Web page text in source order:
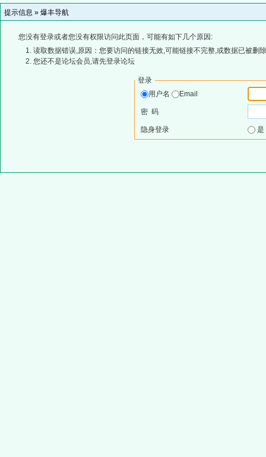
提示信息 » 爆丰导航
您没有登录或者您没有权限访问此页面，可能有如下几个原因:
读取数据错误,原因：您要访问的链接无效,可能链接不完整,或数据已被删
您还不是论坛会员,请先登录论坛
登录
用户名
Email
密 码
隐身登录